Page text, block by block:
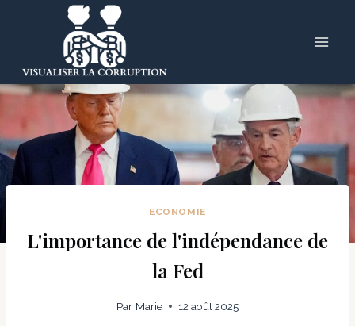
ECONOMIE
L'importance de l'indépendance de
la Fed
Par Marie 12 août 2025